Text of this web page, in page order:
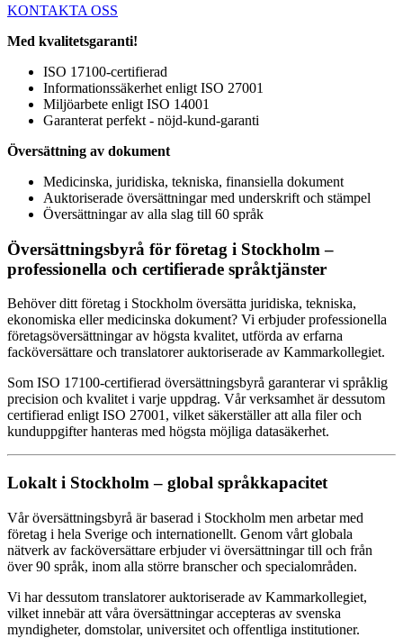
KONTAKTA OSS
Med kvalitetsgaranti!
ISO 17100-certifierad
Informationssäkerhet enligt ISO 27001
Miljöarbete enligt ISO 14001
Garanterat perfekt - nöjd-kund-garanti
Översättning av dokument
Medicinska, juridiska, tekniska, finansiella dokument
Auktoriserade översättningar med underskrift och stämpel
Översättningar av alla slag till 60 språk
Översättningsbyrå för företag i Stockholm –
professionella och certifierade språktjänster
Behöver ditt företag i Stockholm översätta juridiska, tekniska,
ekonomiska eller medicinska dokument? Vi erbjuder professionella
företagsöversättningar av högsta kvalitet, utförda av erfarna
facköversättare och translatorer auktoriserade av Kammarkollegiet.
Som ISO 17100-certifierad översättningsbyrå garanterar vi språklig
precision och kvalitet i varje uppdrag. Vår verksamhet är dessutom
certifierad enligt ISO 27001, vilket säkerställer att alla filer och
kunduppgifter hanteras med högsta möjliga datasäkerhet.
Lokalt i Stockholm – global språkkapacitet
Vår översättningsbyrå är baserad i Stockholm men arbetar med
företag i hela Sverige och internationellt. Genom vårt globala
nätverk av facköversättare erbjuder vi översättningar till och från
över 90 språk, inom alla större branscher och specialområden.
Vi har dessutom translatorer auktoriserade av Kammarkollegiet,
vilket innebär att våra översättningar accepteras av svenska
myndigheter, domstolar, universitet och offentliga institutioner.